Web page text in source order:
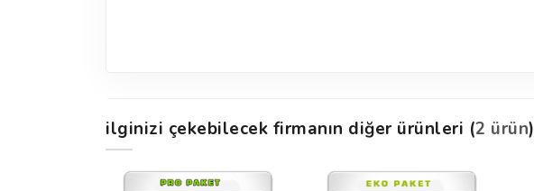
ilginizi çekebilecek firmanın diğer ürünleri (2 ürün)